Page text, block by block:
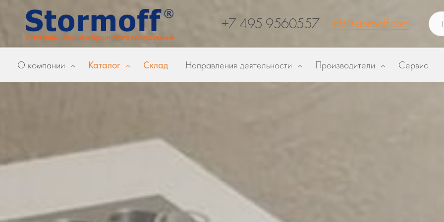
+7 495 9560557 info@stormoff.com
О компании Каталог Склад Направления деятельности Производители Сервис